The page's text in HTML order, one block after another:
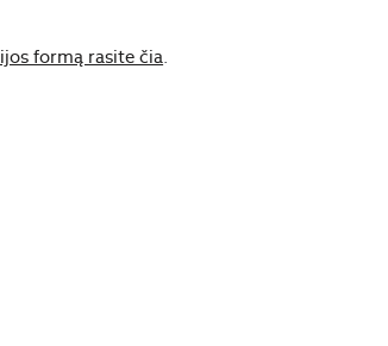
formą rasite čia